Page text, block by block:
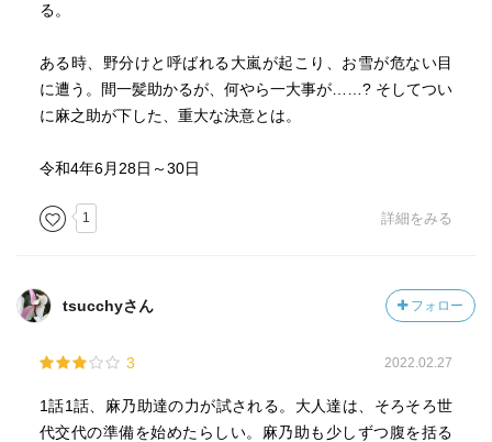
る。
ある時、野分けと呼ばれる大嵐が起こり、お雪が危ない目
に遭う。間一髪助かるが、何やら一大事が……? そしてつい
に麻之助が下した、重大な決意とは。
令和4年6月28日～30日
1 詳細をみる
tsucchyさん フォロー
3 2022.02.27
1話1話、麻乃助達の力が試される。大人達は、そろそろ世
代交代の準備を始めたらしい。麻乃助も少しずつ腹を括る